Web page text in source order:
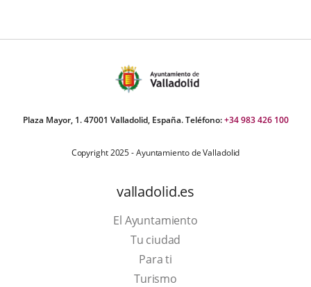
Plaza Mayor, 1. 47001 Valladolid, España. Teléfono:+34 983 426 100
Copyright 2025 - Ayuntamiento de Valladolid
valladolid.es
El Ayuntamiento
Tu ciudad
Para ti
TurismoThis